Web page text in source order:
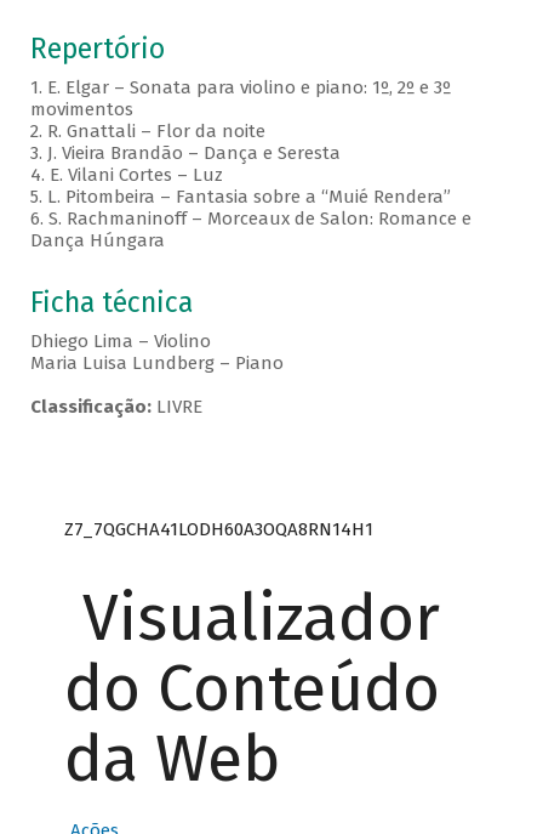
Repertório
1. E. Elgar – Sonata para violino e piano: 1º, 2º e 3º
movimentos
2. R. Gnattali – Flor da noite
3. J. Vieira Brandão – Dança e Seresta
4. E. Vilani Cortes – Luz
5. L. Pitombeira – Fantasia sobre a “Muié Rendera”
6. S. Rachmaninoff – Morceaux de Salon: Romance e
Dança Húngara
Ficha técnica
Dhiego Lima – Violino
Maria Luisa Lundberg – Piano
Classificação:LIVRE
Z7_7QGCHA41LODH60A3OQA8RN14H1
Visualizador
do Conteúdo
da Web